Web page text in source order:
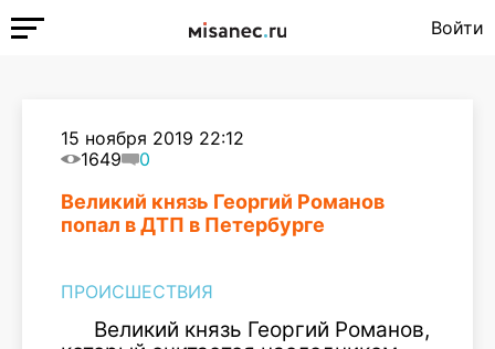
Войти
15 ноября 2019 22:12
1649
0
Великий князь Георгий Романов
попал в ДТП в Петербурге
ПРОИСШЕСТВИЯ
Великий князь Георгий Романов,